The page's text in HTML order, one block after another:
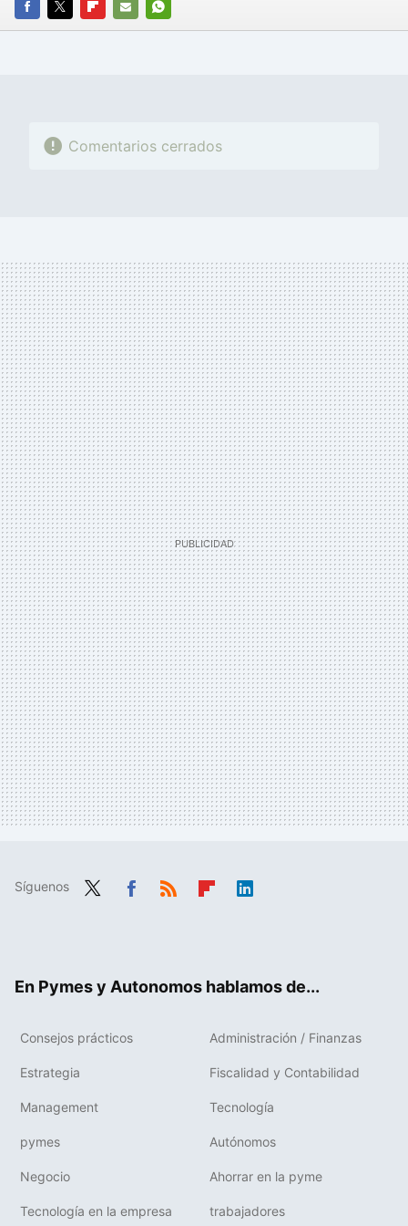
FACEBOOK
TWITTERFLIPBOARD
E-
WHATSAPP
Comentarios cerrados
Síguenos
En Pymes y Autonomos hablamos de...
Consejos prácticos Administración / Finanzas
Estrategia Fiscalidad y Contabilidad
Management Tecnología
pymes Autónomos
Negocio Ahorrar en la pyme
Tecnología en la empresa trabajadores